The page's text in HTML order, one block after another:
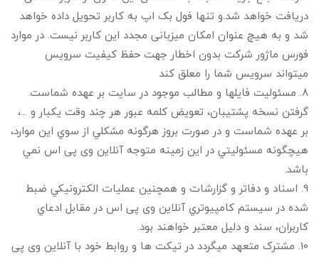
دریافت خواهد شد.و تنها فول بک اپ به کاربر تحویل داده خواهد
شد و به هیچ عنوان امکان میزبانی مجدد این کاربر نیست. در موارد
فورس ماژور شرکت بدون اخطار جهت حفظ کیفیت سرویس
میتواند سرویس شما را معلق کند
8. مسئوليت فايلها و مطالب موجود در سايت بر عهده شماست.
گرفتن نسخه پشتيبان، تعويض كلمه عبور هر چند وقت يكبار و ...،
بر عهده شماست و در صورت بروز هرگونه مشكلي از سوي اين موارد،
هيچگونه مسئوليتي در اين زمينه متوجه آنلاین وی پی اس نمي
باشد.
9. اسناد و دفاتر و گزارشات و همچنين عمليات الكترونيکي ضبط
شده در سيستم كامپيوتري آنلاین وی پی اس در مقابل ادعاي
کاربران، سند و دليل معتبر خواهند بود.
10. مشترک متعهد میگردد در تیکت ها و روابط خود با آنلاین وی پی